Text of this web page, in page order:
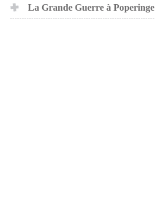
La Grande Guerre à Poperinge